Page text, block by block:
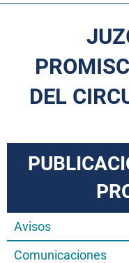
DEL
Avisos
Comunicaciones